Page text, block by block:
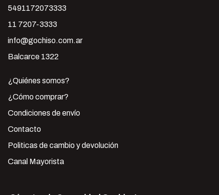
5491172073333
11 7207-3333
info@gochiso.com.ar
Balcarce 1322
¿Quiénes somos?
¿Cómo comprar?
Condiciones de envío
Contacto
Politicas de cambio y devolución
Canal Mayorista